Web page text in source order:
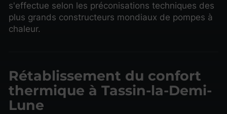
s'effectue selon les préconisations techniques des
plus grands constructeurs mondiaux de pompes à
chaleur.
Rétablissement du confort
thermique à Tassin-la-Demi-
Lune